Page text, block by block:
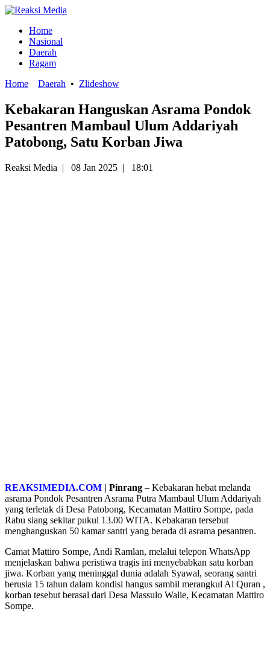
Home
Nasional
Daerah
Ragam
Home
Daerah • Zlideshow
Kebakaran Hanguskan Asrama Pondok
Pesantren Mambaul Ulum Addariyah
Patobong, Satu Korban Jiwa
Reaksi Media | 08 Jan 2025 | 18:01
REAKSIMEDIA.COM | Pinrang – Kebakaran hebat melanda
asrama Pondok Pesantren Asrama Putra Mambaul Ulum Addariyah
yang terletak di Desa Patobong, Kecamatan Mattiro Sompe, pada
Rabu siang sekitar pukul 13.00 WITA. Kebakaran tersebut
menghanguskan 50 kamar santri yang berada di asrama pesantren.
Camat Mattiro Sompe, Andi Ramlan, melalui telepon WhatsApp
menjelaskan bahwa peristiwa tragis ini menyebabkan satu korban
jiwa. Korban yang meninggal dunia adalah Syawal, seorang santri
berusia 15 tahun dalam kondisi hangus sambil merangkul Al Quran ,
korban tesebut berasal dari Desa Massulo Walie, Kecamatan Mattiro
Sompe.